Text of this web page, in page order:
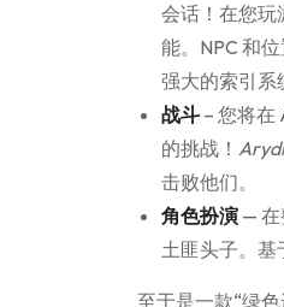
会话！在您玩
能。NPC 和
强大的索引系
战斗 – 您将在
的挑战！
击败他们。
角色扮演 — 在
土匪头子。基
至于是一款“绿